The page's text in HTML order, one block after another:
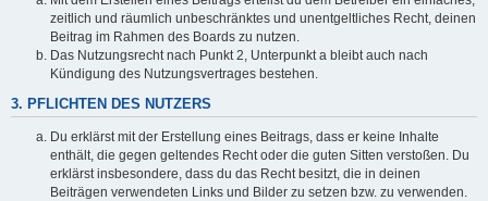
zeitlich und räumlich unbeschränktes und unentgeltliches Recht, deinen
Beitrag im Rahmen des Boards zu nutzen.
Das Nutzungsrecht nach Punkt 2, Unterpunkt a bleibt auch nach
Kündigung des Nutzungsvertrages bestehen.
3. PFLICHTEN DES NUTZERS
Du erklärst mit der Erstellung eines Beitrags, dass er keine Inhalte
enthält, die gegen geltendes Recht oder die guten Sitten verstoßen. Du
erklärst insbesondere, dass du das Recht besitzt, die in deinen
Beiträgen verwendeten Links und Bilder zu setzen bzw. zu verwenden.